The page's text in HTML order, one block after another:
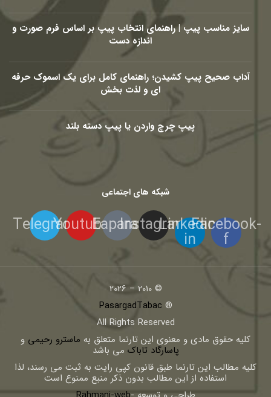
سایز مناسب پیپ | راهنمای انتخاب پیپ بر اساس فرم صورت و
اندازه دست
آداب صحیح پیپ کشیدن؛ راهنمای کامل برای یک اسموک حرفه
ای و لذت بخش
پیپ چرچ واردن یا پیپ دسته بلند
شبکه های اجتماعی
Facebook-
f
Linkedin-
in
Instagram
Eaparat
Youtube
Telegram
© 2010 – 2026
®
PasargadTabac
All Rights Reserved
كليه حقوق مادی و معنوی اين تارنما متعلق به ماسترو رحیمی و
پاسارگاد تاباک می باشد
کلیه مطالب این تارنما طبق قانون کپی رایت به ثبت می رسند، لذا
استفاده از این مطالب بدون ذکر منبع ممنوع است